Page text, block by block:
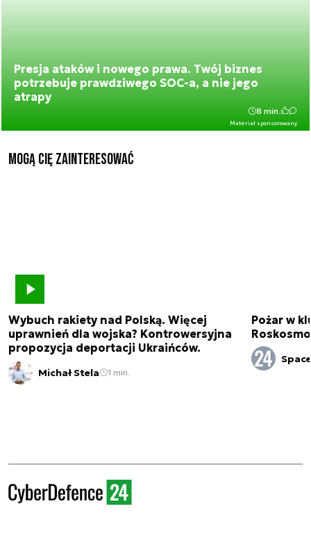
Presja ataków i nowego prawa. Twój biznes
potrzebuje prawdziwego SOC-a, a nie jego
atrapy
Materiał sponsorowany
8 min.
Mogą Cię zainteresować
Wybuch rakiety nad Polską. Więcej
uprawnień dla wojska? Kontrowersyjna
propozycja deportacji Ukraińców.
Michał Stela 1 min.
Pożar w